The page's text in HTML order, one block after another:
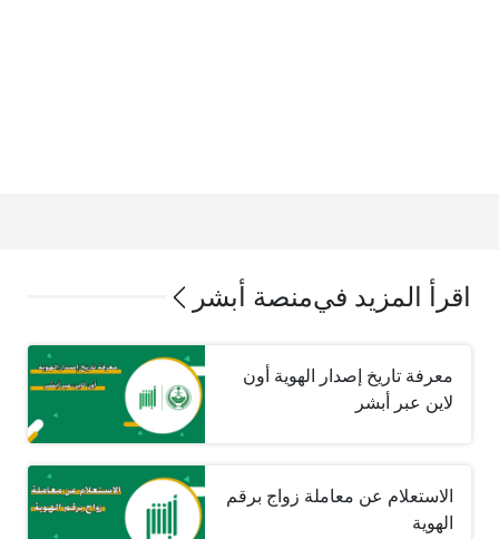
اقرأ المزيد فيمنصة أبشر
معرفة تاريخ إصدار الهوية أون
لاين عبر أبشر
الاستعلام عن معاملة زواج برقم
الهوية